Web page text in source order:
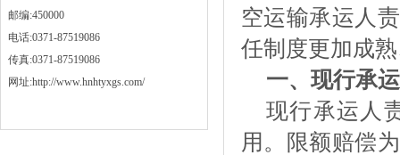
邮编:450000
电话:0371-87519086
传真:0371-87519086
网址:http://www.hnhtyxgs.com/
空运输承运人
任制度更加成
一、现行承
现行承运人
用。限额赔偿